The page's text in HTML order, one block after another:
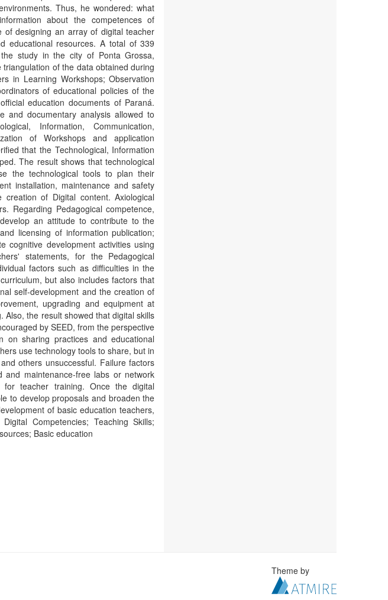
Thus, he wondered: what
about the competences of
of designing an array of digital teacher
educational resources. A total of 339
study in the city of Ponta Grossa,
of the data obtained during
in Learning Workshops; Observation
of educational policies of the
education documents of Paraná.
and documentary analysis allowed to
Information, Communication,
of Workshops and application
that the Technological, Information
The result shows that technological
the technological tools to plan their
installation, maintenance and safety
of Digital content. Axiological
Regarding Pedagogical competence,
an attitude to contribute to the
licensing of information publication;
cognitive development activities using
statements, for the Pedagogical
factors such as difficulties in the
but also includes factors that
self-development and the creation of
upgrading and equipment at
the result showed that digital skills
by SEED, from the perspective
on sharing practices and educational
use technology tools to share, but in
others unsuccessful. Failure factors
maintenance-free labs or network
teacher training. Once the digital
to develop proposals and broaden the
of basic education teachers,
Competencies; Teaching Skills;
Basic education
Theme by